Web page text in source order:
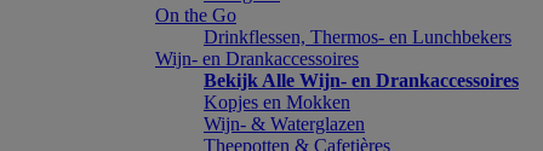
On the Go
Drinkflessen, Thermos- en Lunchbekers
Wijn- en Drankaccessoires
Bekijk Alle Wijn- en Drankaccessoires
Kopjes en Mokken
Wijn- & Waterglazen
Theepotten & Cafetières